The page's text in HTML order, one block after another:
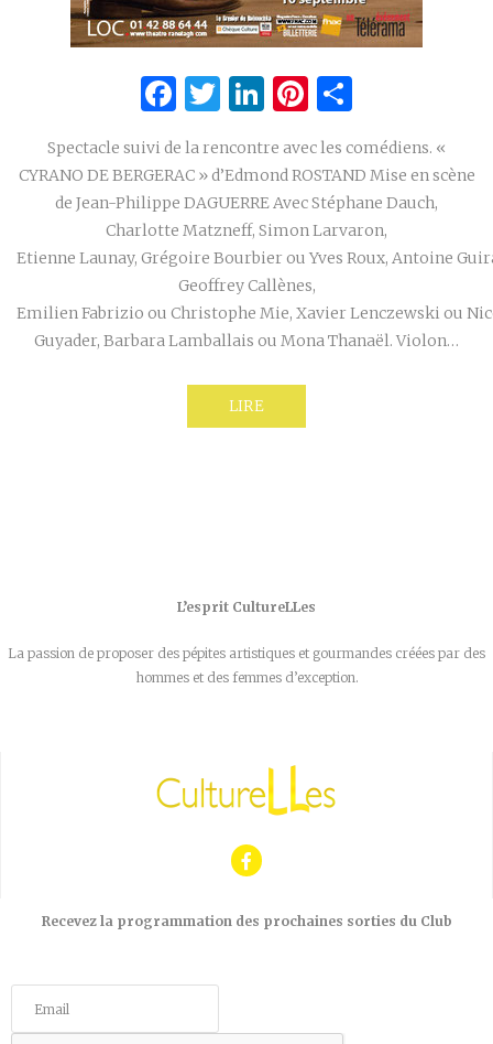
Facebook
Twitter
LinkedIn
Pinterest
Spectacle suivi de la rencontre avec les comédiens. «
CYRANO DE BERGERAC » d’Edmond ROSTAND Mise en scène
de Jean-Philippe DAGUERRE Avec Stéphane Dauch,
Charlotte Matzneff, Simon Larvaron,
Etienne Launay, Grégoire Bourbier ou Yves Roux, Antoine
Geoffrey Callènes,
Emilien Fabrizio ou Christophe Mie, Xavier Lenczewski ou
Guyader, Barbara Lamballais ou Mona Thanaël. Violon…
LIRE
L’esprit CultureLLes
La passion de proposer des pépites artistiques et gourmandes créées par des
hommes et des femmes d’exception.
Recevez la programmation des prochaines sorties du Club